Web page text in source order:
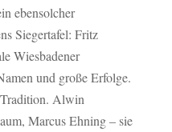
ebensolcher
Siegertafel: Fritz
Wiesbadener
und große Erfolge.
Alwin
Marcus Ehning – sie